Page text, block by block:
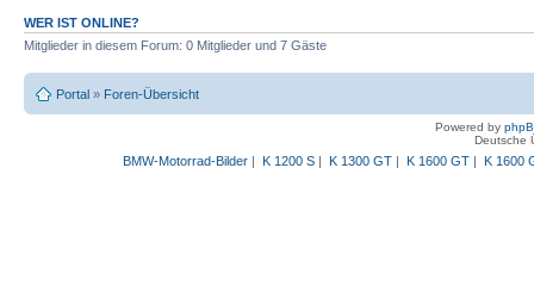
WER IST ONLINE?
Mitglieder in diesem Forum: 0 Mitglieder und 7 Gäste
Portal » Foren-Übersicht
Powered by
Deutsche
BMW-Motorrad-Bilder| K 1200 S| K 1300 GT| K 1600 GT| K 1600